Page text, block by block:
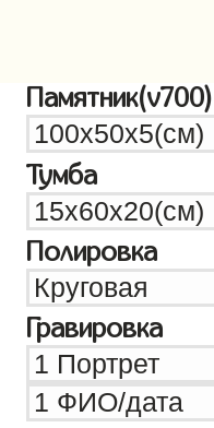
Памятник(v700)
Тумба
Полировка
Гравировка